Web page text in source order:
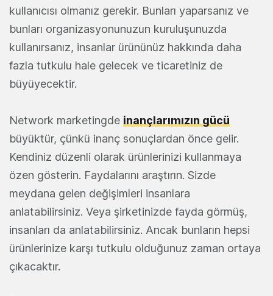
kullanıcısı olmanız gerekir. Bunları yaparsanız ve
bunları organizasyonunuzun kuruluşunuzda
kullanırsanız, insanlar ürününüz hakkında daha
fazla tutkulu hale gelecek ve ticaretiniz de
büyüyecektir.
Network marketingde inançlarımızın gücü
büyüktür, çünkü inanç sonuçlardan önce gelir.
Kendiniz düzenli olarak ürünlerinizi kullanmaya
özen gösterin. Faydalarını araştırın. Sizde
meydana gelen değişimleri insanlara
anlatabilirsiniz. Veya şirketinizde fayda görmüş,
insanları da anlatabilirsiniz. Ancak bunların hepsi
ürünlerinize karşı tutkulu olduğunuz zaman ortaya
çıkacaktır.